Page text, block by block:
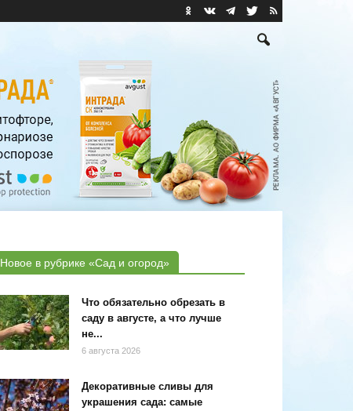
Новое в рубрике «Сад и огород»
Что обязательно обрезать в
саду в августе, а что лучше
не...
6 августа 2026
Декоративные сливы для
украшения сада: самые